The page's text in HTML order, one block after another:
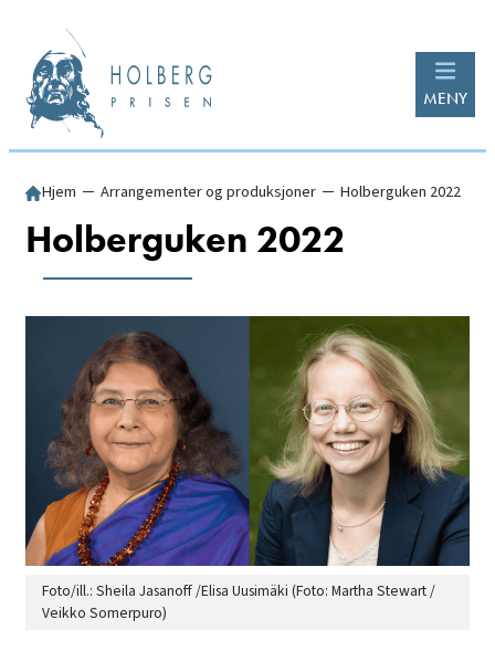
MENY
Hjem ─ Arrangementer og produksjoner ─ Holberguken 2022
Holberguken 2022
Foto/ill.: Sheila Jasanoff /Elisa Uusimäki (Foto: Martha Stewart /
Veikko Somerpuro)